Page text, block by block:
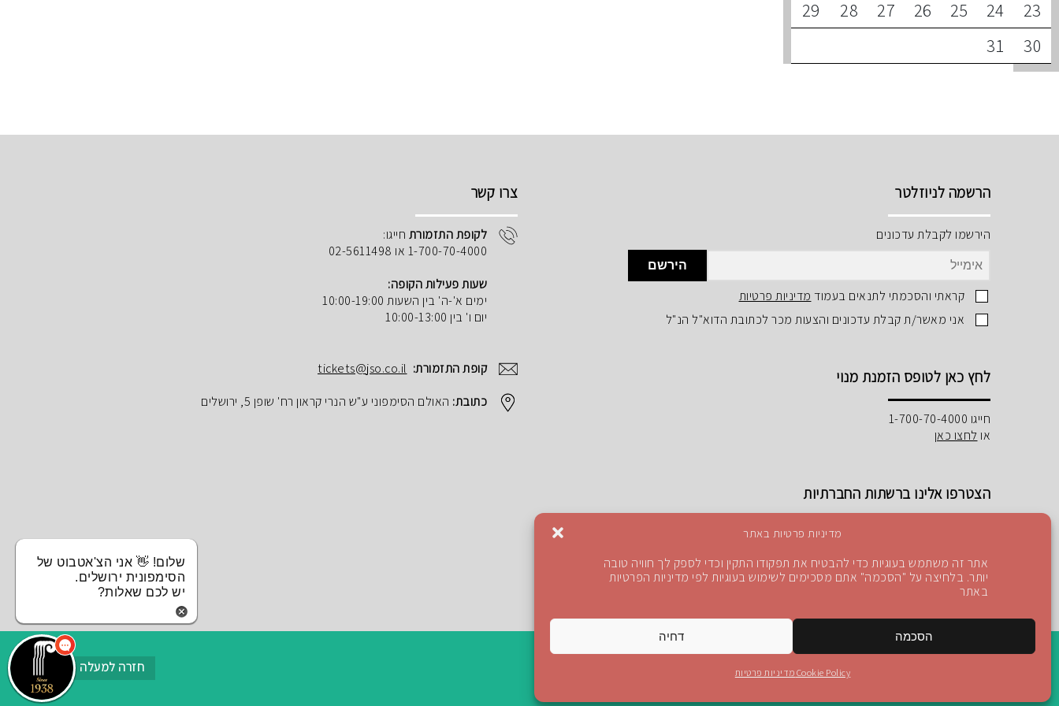
מדיניות פרטיות באתר
אתר זה משתמש בעוגיות כדי להבטיח את תפקודו התקין וכדי לספק לך חוויה טובה
יותר. בלחיצה על "הסכמה" אתם מסכימים לשימוש בעוגיות לפי מדיניות הפרטיות
באתר
הסכמה דחיה
Cookie Policy מדיניות פרטיות
23
24
25
26
27
28
29
30
31
הרשמה לניוזלטר
הירשמו לקבלת עדכונים
הירשם
קראתי והסכמתי לתנאים בעמוד מדיניות פרטיות
אני מאשר/ת קבלת עדכונים והצעות מכר לכתובת הדוא"ל הנ"ל
לחץ כאן לטופס הזמנת מנוי
חייגו 1-700-70-4000
או לחצו כאן
הצטרפו אלינו ברשתות החברתיות
facebook
YouTube
Blog
Instagram
צרו קשר
לקופת התזמורת חייגו:
1-700-70-4000 או 02-5611498
שעות פעילות הקופה:
ימים א'-ה' בין השעות 10:00-19:00
יום ו' בין 10:00-13:00
קופת התזמורת: tickets@jso.co.il
כתובת: האולם הסימפוני ע"ש הנרי קראון רח' שופן 5, ירושלים
חזרה למעלה
שלום! 👋 אני הצ'אטבוט של
הסימפונית ירושלים.
יש לכם שאלות?